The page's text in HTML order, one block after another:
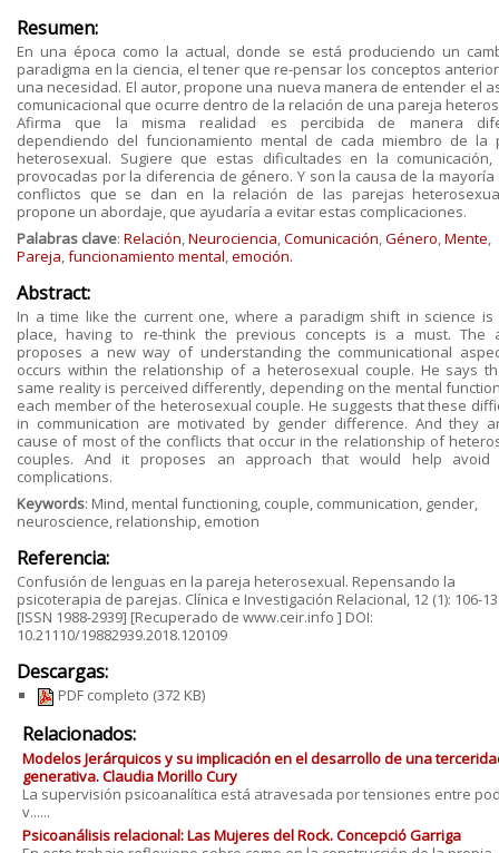
Resumen:
En una época como la actual, donde se está produciendo un
paradigma en la ciencia, el tener que re-pensar los conceptos
una necesidad. El autor, propone una nueva manera de entender el
comunicacional que ocurre dentro de la relación de una pareja
Afirma que la misma realidad es percibida de manera
dependiendo del funcionamiento mental de cada miembro de la
heterosexual. Sugiere que estas dificultades en la
provocadas por la diferencia de género. Y son la causa de la mayoría
conflictos que se dan en la relación de las parejas
propone un abordaje, que ayudaría a evitar estas complicaciones.
Palabras clave: Relación,Neurociencia,Comunicación,Género,Mente,
Pareja,funcionamiento mental,emoción.
Abstract:
In a time like the current one, where a paradigm shift in science is
place, having to re-think the previous concepts is a must. The
proposes a new way of understanding the communicational
occurs within the relationship of a heterosexual couple. He says
same reality is perceived differently, depending on the mental
each member of the heterosexual couple. He suggests that these
in communication are motivated by gender difference. And they
cause of most of the conflicts that occur in the relationship of
couples. And it proposes an approach that would help avoid
complications.
Keywords: Mind, mental functioning, couple, communication, gender,
neuroscience, relationship, emotion
Referencia:
Confusión de lenguas en la pareja heterosexual. Repensando la
psicoterapia de parejas. Clínica e Investigación Relacional, 12 (1): 106-
[ISSN 1988-2939] [Recuperado de www.ceir.info ] DOI:
10.21110/19882939.2018.120109
Descargas:
PDF completo (372 KB)
Relacionados:
Modelos Jerárquicos y su implicación en el desarrollo de una
generativa. Claudia Morillo Cury
La supervisión psicoanalítica está atravesada por tensiones entre
v......
Psicoanálisis relacional: Las Mujeres del Rock. Concepció Garriga